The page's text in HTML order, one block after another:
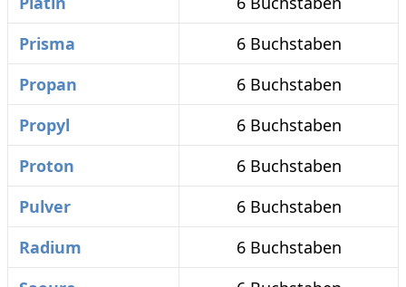
Prisma
6 Buchstaben
Propan
6 Buchstaben
Propyl
6 Buchstaben
Proton
6 Buchstaben
Pulver
6 Buchstaben
Radium
6 Buchstaben